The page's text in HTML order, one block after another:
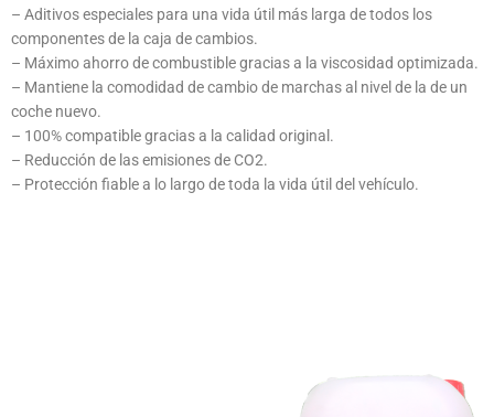
– Aditivos especiales para una vida útil más larga de todos los
componentes de la caja de cambios.
– Máximo ahorro de combustible gracias a la viscosidad optimizada.
– Mantiene la comodidad de cambio de marchas al nivel de la de un
coche nuevo.
– 100% compatible gracias a la calidad original.
– Reducción de las emisiones de CO2.
– Protección fiable a lo largo de toda la vida útil del vehículo.